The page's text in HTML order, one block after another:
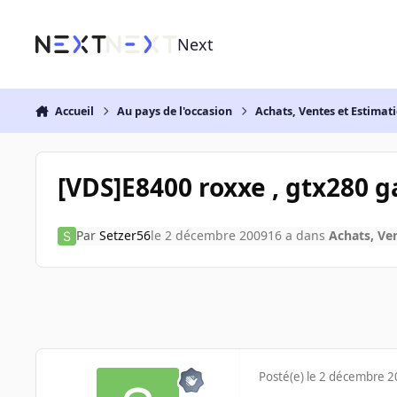
Next
Accueil Au pays de l'occasion Achats, Ventes et
[VDS]E8400 roxxe , gtx280
Par Setzer56le 2 décembre 200916 a dans Achats,
Posté(e) le 2 décembre